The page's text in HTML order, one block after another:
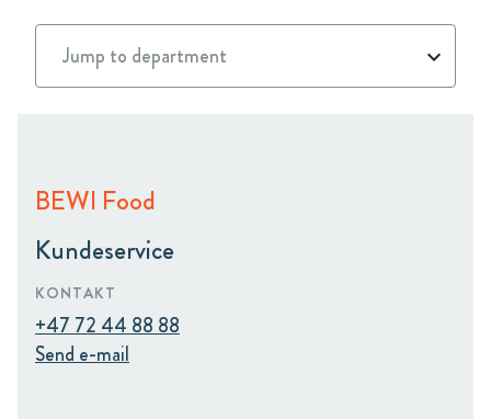
BEWI Food
Kundeservice
KONTAKT
+47 72 44 88 88
Send e-mail